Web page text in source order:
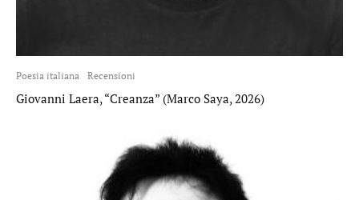
Poesia italiana Recensioni
Giovanni Laera, “Creanza” (Marco Saya, 2026)